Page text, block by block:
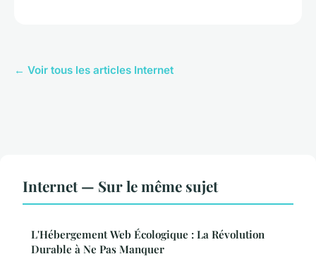
← Voir tous les articles Internet
Internet — Sur le même sujet
L'Hébergement Web Écologique : La Révolution
Durable à Ne Pas Manquer